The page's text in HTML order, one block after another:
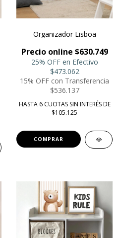
Organizador Lisboa
Precio online $630.749
25% OFF en Efectivo
$473.062
15% OFF con Transferencia
$536.137
HASTA 6 CUOTAS SIN INTERÉS DE
$105.125
COMPRAR